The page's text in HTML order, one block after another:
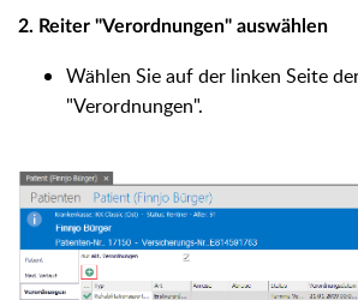
2. Reiter "Verordnungen" auswählen
Wählen Sie auf der linken Seite
"Verordnungen".